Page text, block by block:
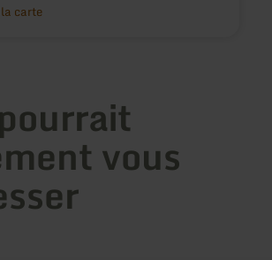
carte
vous